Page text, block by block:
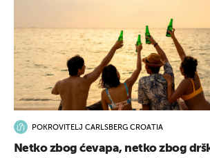
POKROVITELJ CARLSBERG CROATIA
Netko zbog ćevapa, netko zbog